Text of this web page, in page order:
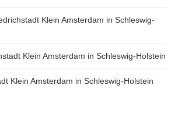
Klein Amsterdam in Schleswig-
Klein Amsterdam in Schleswig-Holstein
Klein Amsterdam in Schleswig-Holstein